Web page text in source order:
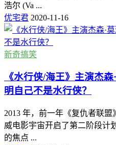
浩尔 (Va ...
优宅君 2020-11-16
新奇搞笑
《水行侠/海王》主演杰
明自己不是水行侠？
2013 年，前一年《复仇者联盟
威电影宇宙开启了第二阶段计
的焦点 ...